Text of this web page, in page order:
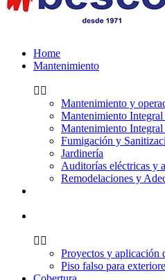
Home
Mantenimiento
Mantenimiento y
Mantenimiento
Mantenimiento
Fumigación y
Jardinería
Auditorías eléctricas y
Remodelaciones y
Proyectos y aplicación
Piso falso para